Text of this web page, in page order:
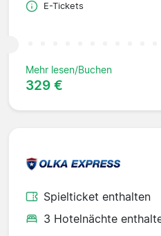
E-Tickets
Mehr lesen/Buchen
329 €
Spielticket enthalten
3 Hotelnächte